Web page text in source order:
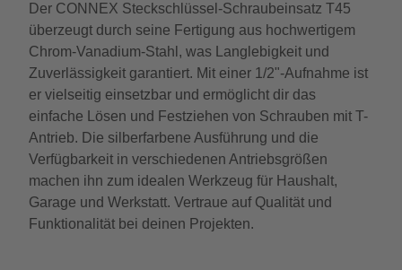
Der CONNEX Steckschlüssel-Schraubeinsatz T45
überzeugt durch seine Fertigung aus hochwertigem
Chrom-Vanadium-Stahl, was Langlebigkeit und
Zuverlässigkeit garantiert. Mit einer 1/2"-Aufnahme ist
er vielseitig einsetzbar und ermöglicht dir das
einfache Lösen und Festziehen von Schrauben mit T-
Antrieb. Die silberfarbene Ausführung und die
Verfügbarkeit in verschiedenen Antriebsgrößen
machen ihn zum idealen Werkzeug für Haushalt,
Garage und Werkstatt. Vertraue auf Qualität und
Funktionalität bei deinen Projekten.